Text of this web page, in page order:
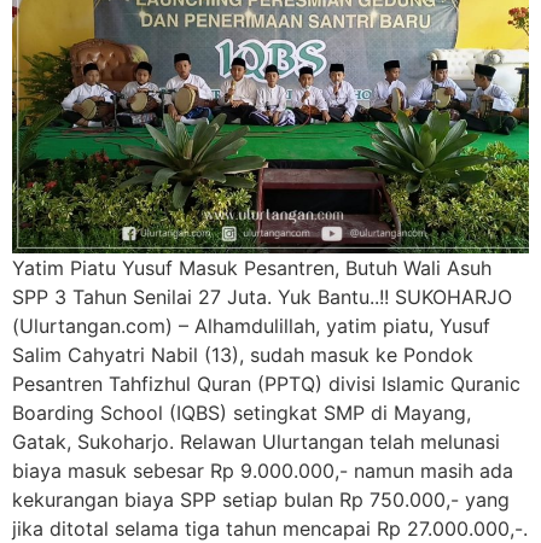
Yatim Piatu Yusuf Masuk Pesantren, Butuh Wali Asuh
SPP 3 Tahun Senilai 27 Juta. Yuk Bantu..!! SUKOHARJO
(Ulurtangan.com) – Alhamdulillah, yatim piatu, Yusuf
Salim Cahyatri Nabil (13), sudah masuk ke Pondok
Pesantren Tahfizhul Quran (PPTQ) divisi Islamic Quranic
Boarding School (IQBS) setingkat SMP di Mayang,
Gatak, Sukoharjo. Relawan Ulurtangan telah melunasi
biaya masuk sebesar Rp 9.000.000,- namun masih ada
kekurangan biaya SPP setiap bulan Rp 750.000,- yang
jika ditotal selama tiga tahun mencapai Rp 27.000.000,-.